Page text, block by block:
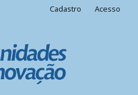
Cadastro Acesso